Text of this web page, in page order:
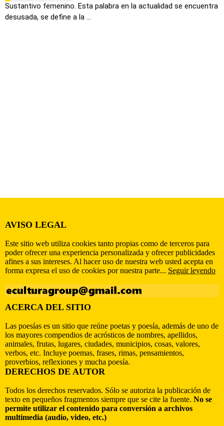
Sustantivo femenino. Esta palabra en la actualidad se encuentra
desusada, se define a la ...
AVISO LEGAL
Este sitio web utiliza cookies tanto propias como de terceros para
poder ofrecer una experiencia personalizada y ofrecer publicidades
afines a sus intereses. Al hacer uso de nuestra web usted acepta en
forma expresa el uso de cookies por nuestra parte... Seguir leyendo
ACERCA DEL SITIO
Las poesías es un sitio que reúne poetas y poesía, además de uno de
los mayores compendios de acrósticos de nombres, apellidos,
animales, frutas, lugares, ciudades, municipios, cosas, valores,
verbos, etc. Incluye poemas, frases, rimas, pensamientos,
proverbios, reflexiones y mucha poesía.
DERECHOS DE AUTOR
Todos los derechos reservados. Sólo se autoriza la publicación de
texto en pequeños fragmentos siempre que se cite la fuente. No se
permite utilizar el contenido para conversión a archivos
multimedia (audio, video, etc.)